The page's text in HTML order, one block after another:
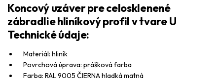
Koncový uzáver pre celosklenené
zábradlie hliníkový profil v tvare U
Technické údaje:
Materiál: hliník
Povrchová úprava: prášková farba
Farba: RAL 9005 ČIERNA hladká matná